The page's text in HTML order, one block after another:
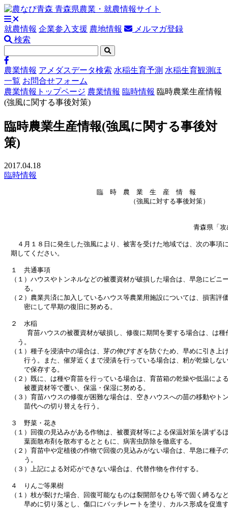
就農情報 企業参入支援 農地情報
メルマガ登録
検索
農業情報 アメダスデータ検索 水稲生育予測 水稲生育観測ほ
一覧 お問合せフォーム
農業情報トップページ 農業情報 臨時情報 臨時農業生産情報
(強風に関する事後対策)
臨時農業生産情報(強風に関する事後対
策)
2017.04.18
臨時情報
臨　時　農　業　生　産　情　報
                          　　　（強風に対する事後対策）
　　　  　　　　　　     　　　 青森県「攻
４月１８日に発生した強風により、被害を受けた地域では、次の事項
期してください。
１　共通事項
（１）ハウスやトンネルなどの被覆資材が破損した場合は、早急にビニ
る。
（２）農業共済に加入しているハウス等農業用施設については、損害評
密にして早期の復旧に努める。
２　水稲
　育苗ハウスの被覆資材が破損し、修復に期間を要する場合は、は
う。
（１）種子を浸漬中の場合は、芽の伸びすぎを防ぐため、早めに引き上
行う。また、催芽近くまで浸漬を行っている場合は、籾が乾燥しな
で保存する。
（２）既に、は種や育苗を行っている場合は、育苗箱の乾燥や低温によ
被覆資材等で覆い、保温・保湿に努める。
（３）育苗ハウスの修復が困難な場合は、空きハウスへの苗の移動やト
苗代への切り替えを行う。
３　野菜・花き
（１）回復の見込みがある作物は、被覆資材等による保温対策を講ずる
葉面散布剤を散布するとともに、病害虫防除を徹底する。
（２）育苗中や定植後の作物で回復の見込みがない場合は、早急に種子
う。
（３）上記による対応ができない場合は、代替作物を作付する。
４　りんご等果樹
（１）枝が裂けた場合、回復可能なものは裂開部をひも等で固く縛るな
早めに切り落とし、傷口にバッチレートを塗り、カルス形成を促進